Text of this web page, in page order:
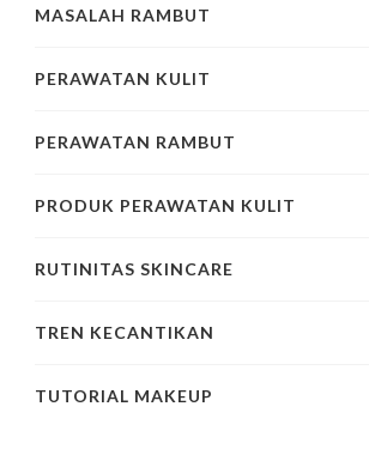
MASALAH RAMBUT
PERAWATAN KULIT
PERAWATAN RAMBUT
PRODUK PERAWATAN KULIT
RUTINITAS SKINCARE
TREN KECANTIKAN
TUTORIAL MAKEUP